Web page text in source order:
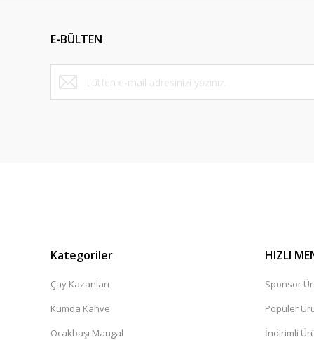
Ürün bilgilerinde hatalar bulunuyor.
Ürün fiyatı diğer sitelerden daha pahalı.
Bu ürüne benzer farklı alternatifler olmalı.
E-BÜLTEN
Kategoriler
Çay Kazanları
Kumda Kahve
Ocakbaşı Mangal
HIZLI
Sponsor
Popüler
İndirimli